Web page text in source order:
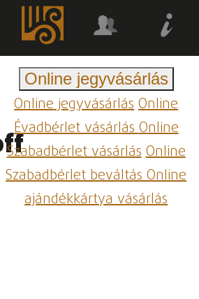
Online jegyvásárlás
Online jegyvásárlásOnline
Évadbérlet vásárlásOnline
Szabadbérlet vásárlásOnline
Szabadbérlet beváltásOnline
ajándékkártya vásárlás